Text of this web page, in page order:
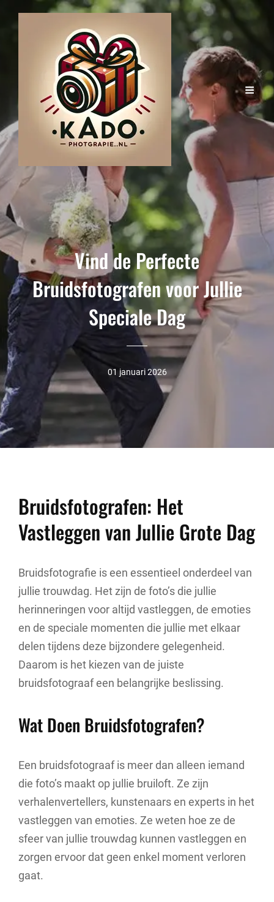
Vind de Perfecte
Bruidsfotografen voor Jullie
Speciale Dag
01 januari 2026
Bruidsfotografen: Het
Vastleggen van Jullie Grote Dag
Bruidsfotografie is een essentieel onderdeel van
jullie trouwdag. Het zijn de foto’s die jullie
herinneringen voor altijd vastleggen, de emoties
en de speciale momenten die jullie met elkaar
delen tijdens deze bijzondere gelegenheid.
Daarom is het kiezen van de juiste
bruidsfotograaf een belangrijke beslissing.
Wat Doen Bruidsfotografen?
Een bruidsfotograaf is meer dan alleen iemand
die foto’s maakt op jullie bruiloft. Ze zijn
verhalenvertellers, kunstenaars en experts in het
vastleggen van emoties. Ze weten hoe ze de
sfeer van jullie trouwdag kunnen vastleggen en
zorgen ervoor dat geen enkel moment verloren
gaat.